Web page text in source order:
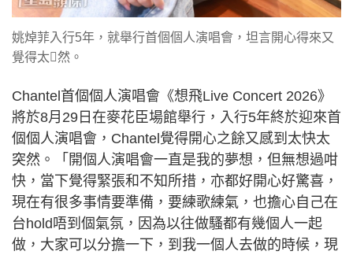
姚焯菲入行5年，就舉行首個個人演唱會，坦言開心得來又
覺得太𥤮然。
Chantel首個個人演唱會《想飛Live Concert 2026》
將於8月29日在麥花臣場館舉行，入行5年終於迎來首
個個人演唱會，Chantel覺得開心之餘又感到太快太
突然。「開個人演唱會一直是我的夢想，但無想過咁
快，當下覺得緊張和不知所措，亦都好開心好驚喜，
現在有很多事情要準備，要練歌練氣，也擔心自己在
台hold唔到個氣氛，因為以往做騷都有幾個人一起
做，大家可以分擔一下，到我一個人去做的時候，現